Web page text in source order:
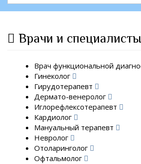
Врачи и специалисты
Врач функциональной
Гинеколог
Гирудотерапевт
Дермато-венеролог
Иглорефлексотерапевт
Кардиолог
Мануальный терапевт
Невролог
Отоларинголог
Офтальмолог